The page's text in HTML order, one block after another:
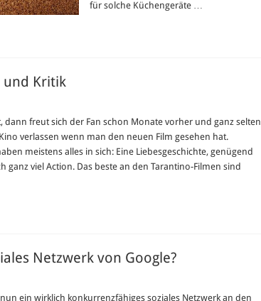
für solche Küchengeräte …
und Kritik
freut sich der Fan schon Monate vorher und ganz selten
verlassen wenn man den neuen Film gesehen hat.
meistens alles in sich: Eine Liebesgeschichte, genügend
ganz viel Action. Das beste an den Tarantino-Filmen sind
Netzwerk von Google?
ein wirklich konkurrenzfähiges soziales Netzwerk an den